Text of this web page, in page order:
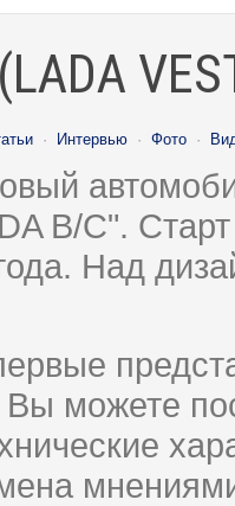
· Интервью · Фото ·
B/C".
Над
Вы можете